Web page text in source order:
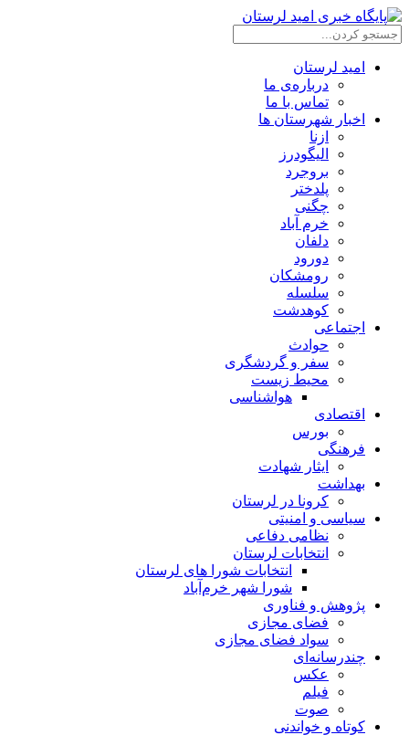
امید لرستان
درباره‌ی ما
تماس با ما
اخبار شهرستان ها
ازنا
الیگودرز
بروجرد
پلدختر
چگنی
خرم آباد
دلفان
دورود
رومشکان
سلسله
کوهدشت
اجتماعی
حوادث
سفر و گردشگری
محیط زیست
هواشناسی
اقتصادی
بورس
فرهنگی
ایثار شهادت
بهداشت
کرونا در لرستان
سیاسی و امنیتی
نظامی دفاعی
انتخابات لرستان
انتخابات شورا های لرستان
شورا شهر خرم‌آباد
پژوهش و فناوری
فضای مجازی
سواد فضای مجازی
چندرسانه‌ای
عكس
فیلم
صوت
کوتاه و خواندنی